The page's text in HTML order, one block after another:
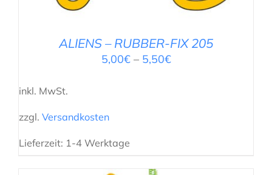
ALIENS – RUBBER-FIX 205
5,00€– 5,50€
inkl. MwSt.
zzgl. Versandkosten
Lieferzeit: 1-4 Werktage